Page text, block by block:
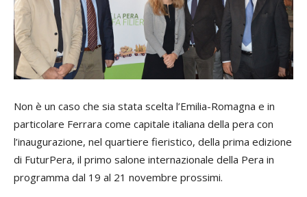
Non è un caso che sia stata scelta l’Emilia-Romagna e in
particolare Ferrara come capitale italiana della pera con
l’inaugurazione, nel quartiere fieristico, della prima edizione
di FuturPera, il primo salone internazionale della Pera in
programma dal 19 al 21 novembre prossimi.